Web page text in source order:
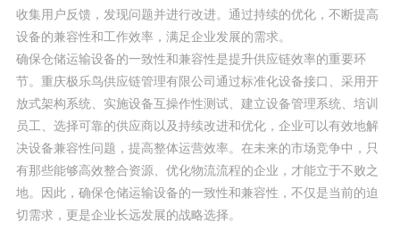
收集用户反馈，发现问题并进行改进。通过持续的优化，不断提高
设备的兼容性和工作效率，满足企业发展的需求。
确保仓储运输设备的一致性和兼容性是提升供应链效率的重要环
节。重庆极乐鸟供应链管理有限公司通过标准化设备接口、采用开
放式架构系统、实施设备互操作性测试、建立设备管理系统、培训
员工、选择可靠的供应商以及持续改进和优化，企业可以有效地解
决设备兼容性问题，提高整体运营效率。在未来的市场竞争中，只
有那些能够高效整合资源、优化物流流程的企业，才能立于不败之
地。因此，确保仓储运输设备的一致性和兼容性，不仅是当前的迫
切需求，更是企业长远发展的战略选择。